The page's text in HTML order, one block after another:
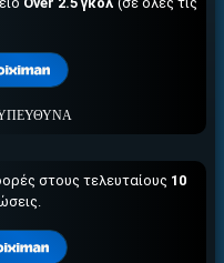
ΥΠΕΥΘΥΝΑ
στους τελευταίους 10